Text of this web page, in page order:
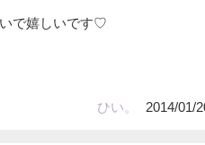
で嬉しいです♡
ひい。
2014/01/